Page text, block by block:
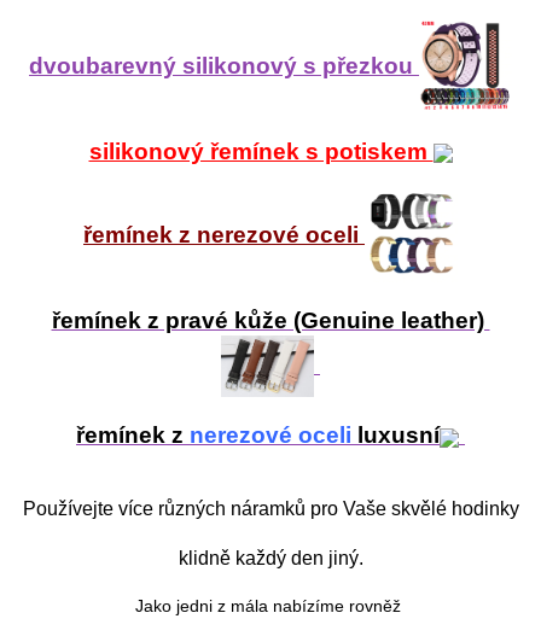
dvoubarevný silikonový s přezkou
silikonový řemínek s potiskem
řemínek z nerezové oceli
řemínek z pravé kůže (Genuine leather)
řemínek z nerezové oceli luxusní
Používejte více různých náramků pro Vaše skvělé hodinky
klidně každý den jiný.
Jako jedni z mála nabízíme rovněž